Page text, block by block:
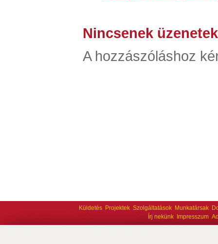
Nincsenek üzenetek
A hozzászóláshoz
Küldetés Projektek Szolgáltatások Munkatársak
Írj nekünk
Impresszum